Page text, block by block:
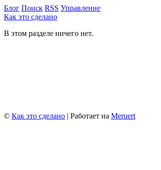
Блог Поиск RSS Управление
Как это сделано
В этом разделе ничего нет.
© Как это сделано | Работает на Meruert